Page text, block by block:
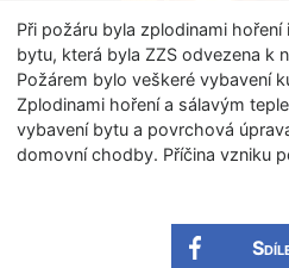
Při požáru byla zplodinami
bytu, která byla ZZS odvezena k
Požárem bylo veškeré vybavení
Zplodinami hoření a sálavým
vybavení bytu a povrchová
domovní chodby. Příčina vzniku